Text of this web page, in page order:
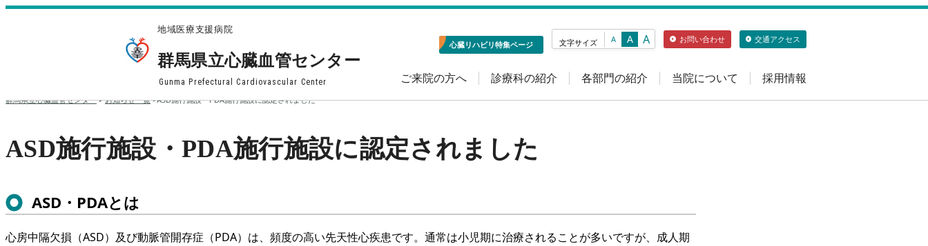
地域医療支援病院
群馬県立心臓血管センター
Gunma Prefectural Cardiovascular Center
心臓リハビリ特集ページ 文字サイズ A A A お問い合わせ 交通アクセス
ご来院の方へ 診療科の紹介 各部門の紹介 当院について 採用情報
群馬県立心臓血管センター>お知らせ一覧>ASD施行施設・PDA施行施設に認定されました
ゴ
リ
ASD施行施設・PDA施行施設に認定されました
ASD・PDAとは
心房中隔欠損（ASD）及び動脈管開存症（PDA）は、頻度の高い先天性心疾患です。通常は小児期に治療されることが多いですが、成人期